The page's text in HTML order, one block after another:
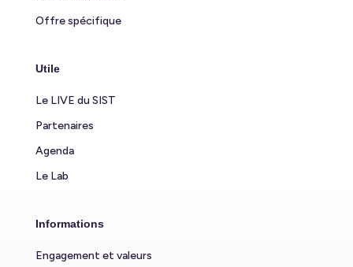
Offre spécifique
Utile
Le LIVE du SIST
Partenaires
Agenda
Le Lab
Informations
Engagement et valeurs